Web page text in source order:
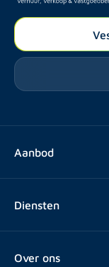
Aanbod
Diensten
Over ons